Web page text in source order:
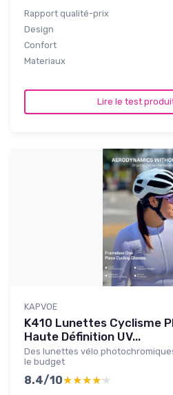
Rapport qualité-prix
Design
Confort
Materiaux
Lire le test
KAPVOE
K410 Lunettes Cyclisme
Haute Définition UV...
Des lunettes vélo
le budget
8.4/10★★★★★
★★★★★